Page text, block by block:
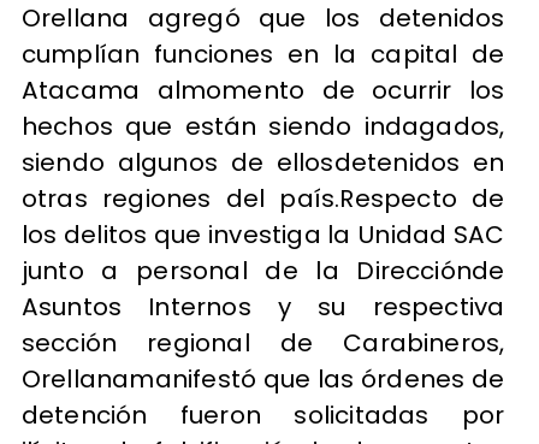
Orellana agregó que los detenidos
cumplían funciones en la capital de
Atacama almomento de ocurrir los
hechos que están siendo indagados,
siendo algunos de ellosdetenidos en
otras regiones del país.Respecto de
los delitos que investiga la Unidad SAC
junto a personal de la Direcciónde
Asuntos Internos y su respectiva
sección regional de Carabineros,
Orellanamanifestó que las órdenes de
detención fueron solicitadas por